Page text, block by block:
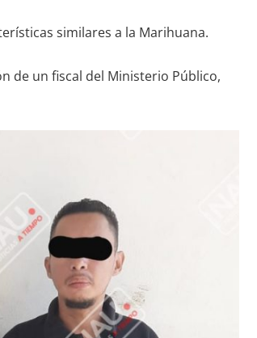
similares a la Marihuana.
de un fiscal del Ministerio Público,